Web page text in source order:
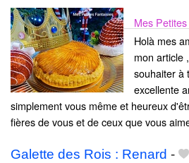
Mes
Holà mes
mon article
souhaiter à
excellente
simplement vous même et heureux
fières de vous et de ceux que vous
Galette des Rois : Renard -